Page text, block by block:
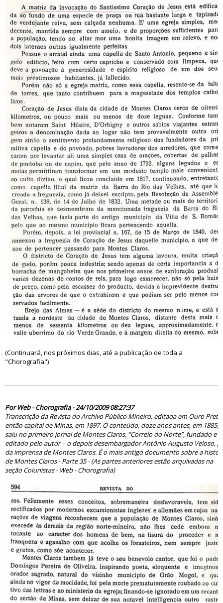
(Continuará, nos próximos dias, até a publicação de toda a
"Chorografia")
Por Web - Chorografia - 24/10/2009 08:27:37
Transcrição da Revista do Archivo Público Mineiro, editada em Ouro Preto,
então capital de Minas, em 1897. O conteúdo, doze anos antes, em 1885,
saiu no primeiro jornal de Montes Claros, “Correio do Norte”, fundado e
editado pelo autor – o depois desembargador Antônio Augusto Veloso,
da imprensa de Montes Claros. É o mais antigo documento sobre a
de Montes Claros - Parte 35 - (As partes anteriores estão arquivadas na
seção Colunistas - Web - Chorografia)